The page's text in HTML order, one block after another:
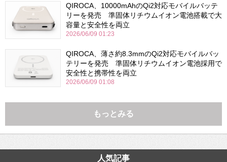
QIROCA、10000mAhのQi2対応モバイルバッテ
リーを発売 準固体リチウムイオン電池搭載で大
容量と安全性を両立
2026/06/09 01:23
QIROCA、薄さ約8.3mmのQi2対応モバイルバッ
テリーを発売 準固体リチウムイオン電池採用で
安全性と携帯性を両立
2026/06/09 01:08
もっとみる
人気記事